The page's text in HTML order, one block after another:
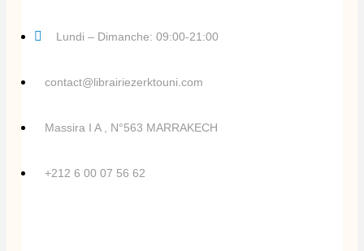
Lundi – Dimanche: 09:00-21:00
contact@librairiezerktouni.com
Massira I A , N°563 MARRAKECH
+212 6 00 07 56 62